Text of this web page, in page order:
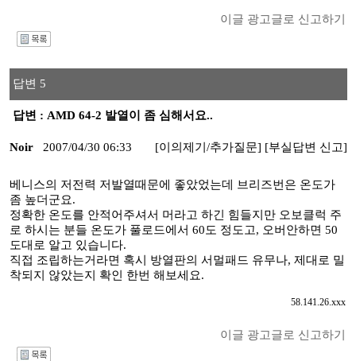
이글 광고글로 신고하기
답변 5
답변 : AMD 64-2 발열이 좀 심해서요..
Noir 2007/04/30 06:33 [이의제기/추가질문] [부실답변 신고]
베니스의 저전력 저발열때문에 좋았었는데 브리즈번은 온도가
좀 높더군요.
정확한 온도를 안적어주셔서 머라고 하긴 힘들지만 오보클럭 주
로 하시는 분들 온도가 풀로드에서 60도 정도고, 오버안하면 50
도대로 알고 있습니다.
직접 조립하는거라면 혹시 방열판의 서멀패드 유무나, 제대로 밀
착되지 않았는지 확인 한번 해보세요.
58.141.26.xxx
이글 광고글로 신고하기